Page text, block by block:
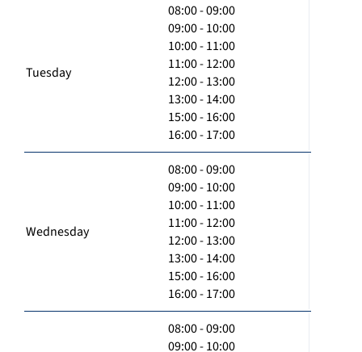
Tuesday
08:00 - 09:00
09:00 - 10:00
10:00 - 11:00
11:00 - 12:00
12:00 - 13:00
13:00 - 14:00
15:00 - 16:00
16:00 - 17:00
Wednesday
08:00 - 09:00
09:00 - 10:00
10:00 - 11:00
11:00 - 12:00
12:00 - 13:00
13:00 - 14:00
15:00 - 16:00
16:00 - 17:00
08:00 - 09:00
09:00 - 10:00